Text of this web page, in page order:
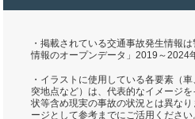
・掲載されている交通事故発生情報
情報のオープンデータ」2019～2024
・イラストに使用している各要素（
突地点など）は、代表的なイメージ
状等含め現実の事故の状況とは異な
ージとして参考までにご活用ください